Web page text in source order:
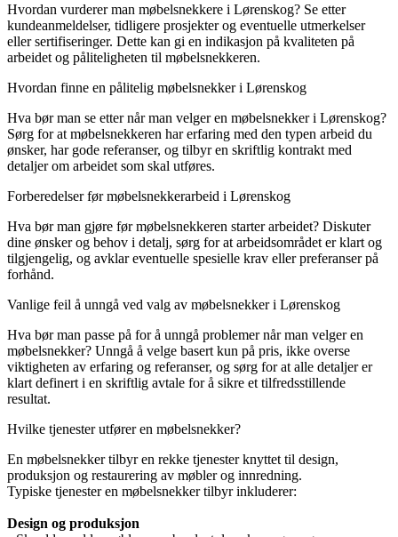
Hvordan vurderer man møbelsnekkere i Lørenskog? Se etter
kundeanmeldelser, tidligere prosjekter og eventuelle utmerkelser
eller sertifiseringer. Dette kan gi en indikasjon på kvaliteten på
arbeidet og påliteligheten til møbelsnekkeren.
Hvordan finne en pålitelig møbelsnekker i Lørenskog
Hva bør man se etter når man velger en møbelsnekker i Lørenskog?
Sørg for at møbelsnekkeren har erfaring med den typen arbeid du
ønsker, har gode referanser, og tilbyr en skriftlig kontrakt med
detaljer om arbeidet som skal utføres.
Forberedelser før møbelsnekkerarbeid i Lørenskog
Hva bør man gjøre før møbelsnekkeren starter arbeidet? Diskuter
dine ønsker og behov i detalj, sørg for at arbeidsområdet er klart og
tilgjengelig, og avklar eventuelle spesielle krav eller preferanser på
forhånd.
Vanlige feil å unngå ved valg av møbelsnekker i Lørenskog
Hva bør man passe på for å unngå problemer når man velger en
møbelsnekker? Unngå å velge basert kun på pris, ikke overse
viktigheten av erfaring og referanser, og sørg for at alle detaljer er
klart definert i en skriftlig avtale for å sikre et tilfredsstillende
resultat.
Hvilke tjenester utfører en møbelsnekker?
En møbelsnekker tilbyr en rekke tjenester knyttet til design,
produksjon og restaurering av møbler og innredning.
Typiske tjenester en møbelsnekker tilbyr inkluderer:
Design og produksjon